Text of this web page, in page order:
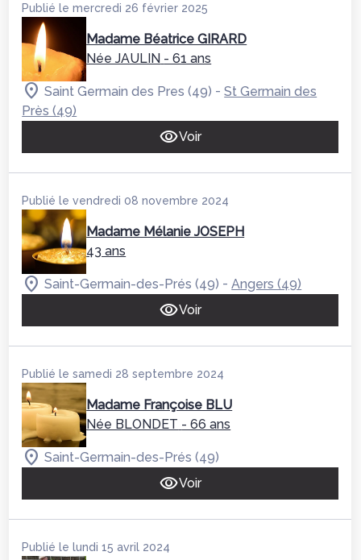
Publié le mercredi 26 février 2025
Madame Béatrice GIRARD
Née JAULIN - 61 ans
Saint Germain des Pres (49) -St Germain des
Près (49)
Voir
Publié le vendredi 08 novembre 2024
Madame Mélanie JOSEPH
43 ans
Saint-Germain-des-Prés (49) -Angers (49)
Voir
Publié le samedi 28 septembre 2024
Madame Françoise BLU
Née BLONDET - 66 ans
Saint-Germain-des-Prés (49)
Voir
Publié le lundi 15 avril 2024